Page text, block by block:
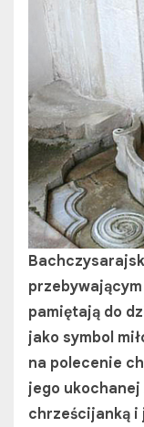
pamiętają do
jako symbol
na polecenie
jego ukochanej
chrześcijanką i